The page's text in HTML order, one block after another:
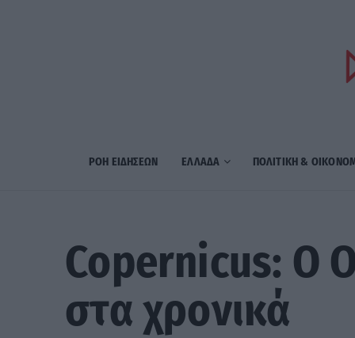
ΡΟΗ ΕΙΔΗΣΕΩΝ ΕΛΛΑΔΑ ΠΟΛΙΤΙΚΗ &
Copernicus: Ο
στα χρονικά